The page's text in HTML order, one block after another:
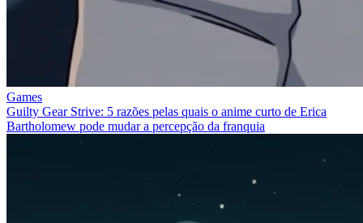
Games
Guilty Gear Strive: 5 razões pelas quais o anime curto de Erica
Bartholomew pode mudar a percepção da franquia